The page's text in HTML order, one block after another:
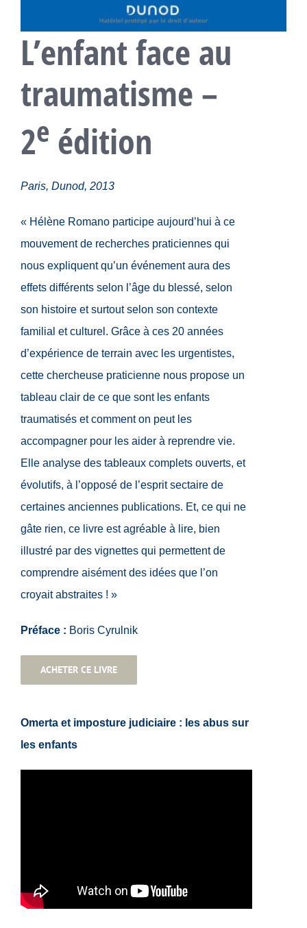
L’enfant face au
traumatisme –
2e édition
Paris, Dunod, 2013
« Hélène Romano participe aujourd’hui à ce
mouvement de recherches praticiennes qui
nous expliquent qu’un événement aura des
effets différents selon l’âge du blessé, selon
son histoire et surtout selon son contexte
familial et culturel. Grâce à ces 20 années
d’expérience de terrain avec les urgentistes,
cette chercheuse praticienne nous propose un
tableau clair de ce que sont les enfants
traumatisés et comment on peut les
accompagner pour les aider à reprendre vie.
Elle analyse des tableaux complets ouverts, et
évolutifs, à l’opposé de l’esprit sectaire de
certaines anciennes publications. Et, ce qui ne
gâte rien, ce livre est agréable à lire, bien
illustré par des vignettes qui permettent de
comprendre aisément des idées que l’on
croyait abstraites ! »
Préface : Boris Cyrulnik
ACHETER CE LIVRE
Omerta et imposture judiciaire : les abus sur
les enfants